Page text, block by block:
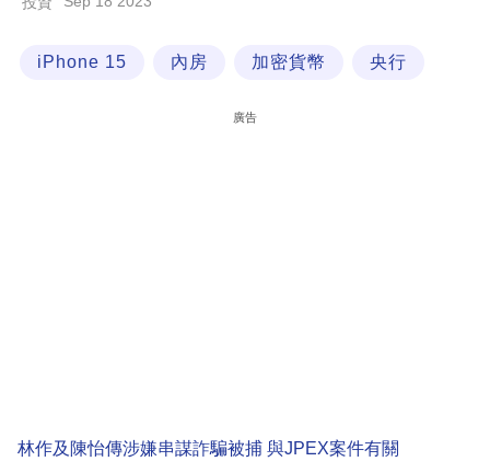
iPhone 15 內房 加密貨幣 央行
廣告
林作及陳怡傳涉嫌串謀詐騙被捕 與JPEX案件有關